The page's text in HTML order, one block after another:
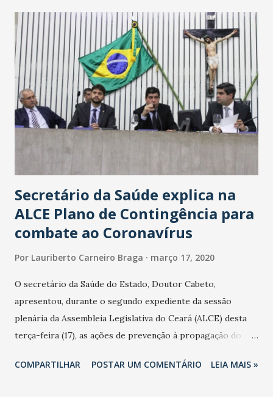
Secretário da Saúde explica na
ALCE Plano de Contingência para
combate ao Coronavírus
Por Lauriberto Carneiro Braga março 17, 2020
O secretário da Saúde do Estado, Doutor Cabeto,
apresentou, durante o segundo expediente da sessão
plenária da Assembleia Legislativa do Ceará (ALCE) desta
terça-feira (17), as ações de prevenção à propagação do
adotadas pelo Governo do Estado na contenção da
COMPARTILHAR POSTAR UM COMENTÁRIO LEIA MAIS »